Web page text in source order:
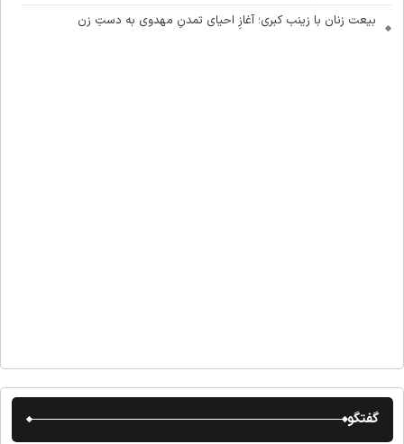
بیعت زنان با زینب کبری؛ آغازِ احیای تمدنِ مهدوی به دستِ زن
گفتگو